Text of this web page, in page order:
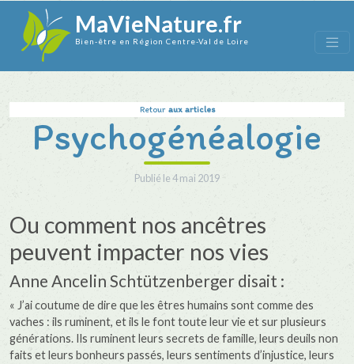
MaVieNature.fr
Bien-être en Région Centre-Val de Loire
Retour aux articles
Psychogénéalogie
Publié le4 mai 2019
Ou comment nos ancêtres
peuvent impacter nos vies
Anne Ancelin Schtützenberger disait :
« J’ai coutume de dire que les êtres humains sont comme des
vaches : ils ruminent, et ils le font toute leur vie et sur plusieurs
générations. Ils ruminent leurs secrets de famille, leurs deuils non
faits et leurs bonheurs passés, leurs sentiments d’injustice, leurs